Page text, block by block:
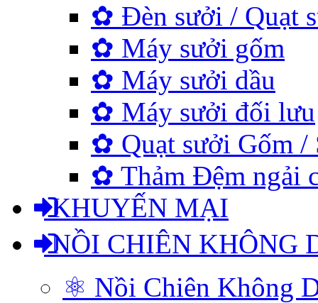
✿ Đèn sưởi / Quạt
✿ Máy sưởi gốm
✿ Máy sưởi dầu
✿ Máy sưởi đối lưu
✿ Quạt sưởi Gốm /
✿ Thảm Đệm ngải
KHUYẾN MẠI
NỒI CHIÊN KHÔNG
⚛ Nồi Chiên Không